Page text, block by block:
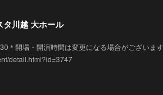
川越 大ホール
開場・開演時間は変更になる場合がございま
detail.html?id=3747